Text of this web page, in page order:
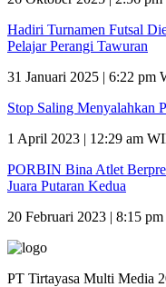
Hadiri Turnamen Futsal
Pelajar Perangi Tawuran
31 Januari 2025 | 6:22 pm
Stop Saling Menyalahkan
1 April 2023 | 12:29 am
PORBIN Bina Atlet
Juara Putaran Kedua
20 Februari 2023 | 8:15
PT Tirtayasa Multi Media